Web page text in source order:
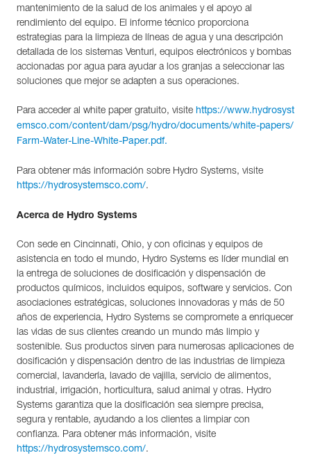
mantenimiento de la salud de los animales y el apoyo al
rendimiento del equipo. El informe técnico proporciona
estrategias para la limpieza de líneas de agua y una descripción
detallada de los sistemas Venturi, equipos electrónicos y bombas
accionadas por agua para ayudar a los granjas a seleccionar las
soluciones que mejor se adapten a sus operaciones.
Para acceder al white paper gratuito, visite https://www.hydrosyst
emsco.com/content/dam/psg/hydro/documents/white-papers/
Farm-Water-Line-White-Paper.pdf.
Para obtener más información sobre Hydro Systems, visite
https://hydrosystemsco.com/.
Acerca de Hydro Systems
Con sede en Cincinnati, Ohio, y con oficinas y equipos de
asistencia en todo el mundo, Hydro Systems es líder mundial en
la entrega de soluciones de dosificación y dispensación de
productos químicos, incluidos equipos, software y servicios. Con
asociaciones estratégicas, soluciones innovadoras y más de 50
años de experiencia, Hydro Systems se compromete a enriquecer
las vidas de sus clientes creando un mundo más limpio y
sostenible. Sus productos sirven para numerosas aplicaciones de
dosificación y dispensación dentro de las industrias de limpieza
comercial, lavandería, lavado de vajilla, servicio de alimentos,
industrial, irrigación, horticultura, salud animal y otras. Hydro
Systems garantiza que la dosificación sea siempre precisa,
segura y rentable, ayudando a los clientes a limpiar con
confianza. Para obtener más información, visite
https://hydrosystemsco.com/.